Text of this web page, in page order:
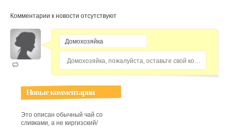
Комментарии к новости отсутствуют
Домохозяйка, пожалуйста, оставьте свой комментарий...
Новые комментарии
Это описан обычный чай со
сливками, а не киргизский/